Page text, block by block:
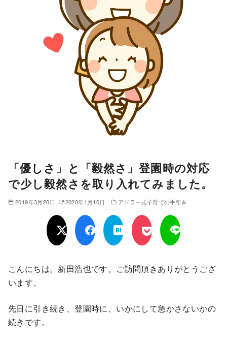
「優しさ」と「毅然さ」登園時の対応
で少し毅然さを取り入れてみました。
2019年3月20日 2020年1月10日 アドラー式子育ての手引き
こんにちは。新田浩也です。ご訪問頂きありがとうござ
います。
先日に引き続き、登園時に、いかにして急かさないかの
続きです。